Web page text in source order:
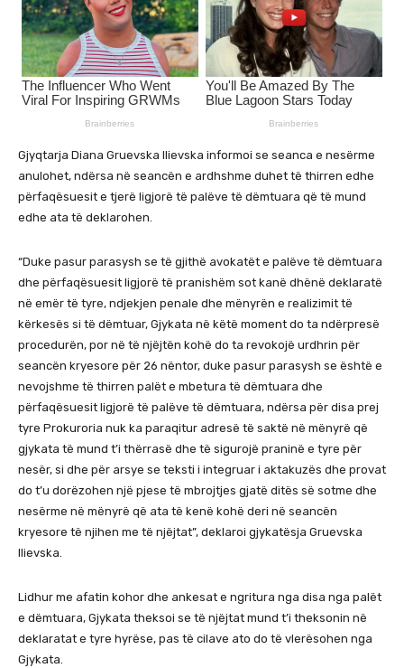
Gjyqtarja Diana Gruevska Ilievska informoi se seanca e nesërme
anulohet, ndërsa në seancën e ardhshme duhet të thirren edhe
përfaqësuesit e tjerë ligjorë të palëve të dëmtuara që të mund
edhe ata të deklarohen.
“Duke pasur parasysh se të gjithë avokatët e palëve të dëmtuara
dhe përfaqësuesit ligjorë të pranishëm sot kanë dhënë deklaratë
në emër të tyre, ndjekjen penale dhe mënyrën e realizimit të
kërkesës si të dëmtuar, Gjykata në këtë moment do ta ndërpresë
procedurën, por në të njëjtën kohë do ta revokojë urdhrin për
seancën kryesore për 26 nëntor, duke pasur parasysh se është e
nevojshme të thirren palët e mbetura të dëmtuara dhe
përfaqësuesit ligjorë të palëve të dëmtuara, ndërsa për disa prej
tyre Prokuroria nuk ka paraqitur adresë të saktë në mënyrë që
gjykata të mund t’i thërrasë dhe të sigurojë praninë e tyre për
nesër, si dhe për arsye se teksti i integruar i aktakuzës dhe provat
do t’u dorëzohen një pjese të mbrojtjes gjatë ditës së sotme dhe
nesërme në mënyrë që ata të kenë kohë deri në seancën
kryesore të njihen me të njëjtat”, deklaroi gjykatësja Gruevska
Ilievska.
Lidhur me afatin kohor dhe ankesat e ngritura nga disa nga palët
e dëmtuara, Gjykata theksoi se të njëjtat mund t’i theksonin në
deklaratat e tyre hyrëse, pas të cilave ato do të vlerësohen nga
Gjykata.